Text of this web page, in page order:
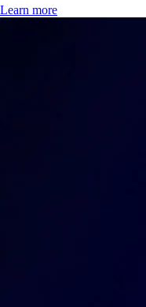
Learn more